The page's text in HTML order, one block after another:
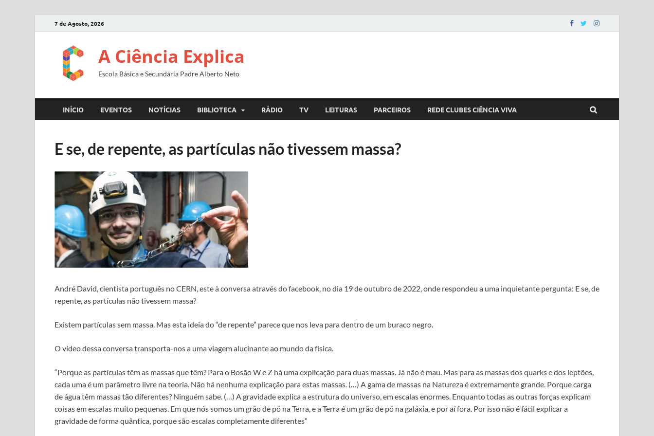
7 de Agosto, 2026
A Ciência Explica
Escola Básica e Secundária Padre Alberto Neto
INÍCIO EVENTOS NOTÍCIAS BIBLIOTECA RÁDIO TV LEITURAS PARCEIROS REDE CLUBES CIÊNCIA VIVA
E se, de repente, as partículas não tivessem massa?
André David, cientista português no CERN, este à conversa através do facebook, no dia 19 de outubro de 2022, onde respondeu a uma inquietante pergunta: E se, de
repente, as partículas não tivessem massa?
Existem partículas sem massa. Mas esta ideia do “de repente” parece que nos leva para dentro de um buraco negro.
O vídeo dessa conversa transporta-nos a uma viagem alucinante ao mundo da física.
“Porque as partículas têm as massas que têm? Para o Bosão W e Z há uma explicação para duas massas. Já não é mau. Mas para as massas dos quarks e dos leptões,
cada uma é um parâmetro livre na teoria. Não há nenhuma explicação para estas massas. (…) A gama de massas na Natureza é extremamente grande. Porque carga
de água têm massas tão diferentes? Ninguém sabe. (…) A gravidade explica a estrutura do universo, em escalas enormes. Enquanto todas as outras forças explicam
coisas em escalas muito pequenas. Em que nós somos um grão de pó na Terra, e a Terra é um grão de pó na galáxia, e por aí fora. Por isso não é fácil explicar a
gravidade de forma quântica, porque são escalas completamente diferentes”